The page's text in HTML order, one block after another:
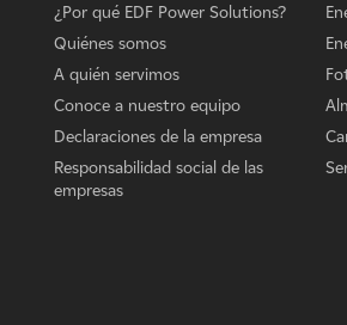
¿Por qué EDF Power Solutions?
Quiénes somos
A quién servimos
Conoce a nuestro equipo
Declaraciones de la empresa
Responsabilidad social de las
empresas